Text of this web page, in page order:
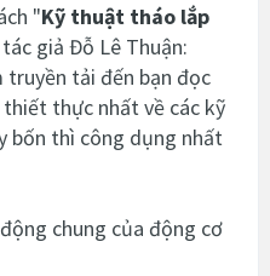
"Kỹ thuật tháo lắp
giả Đỗ Lê Thuận:
truyền tải đến bạn đọc
thực nhất về các kỹ
bốn thì công dụng nhất
chung của động cơ